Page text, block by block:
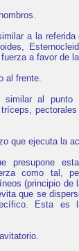
a la
a favor de
al frente.
similar al
que ejecuta la
presupone
como tal,
(principio
que se
Esta es